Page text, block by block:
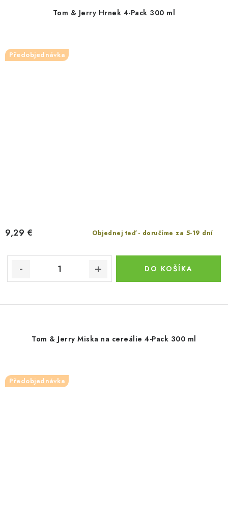
Tom & Jerry Hrnek 4-Pack 300 ml
Předobjednávka
Objednej teď - doručíme za 5-19 dní
9,29 €
DO KOŠÍKA
Tom & Jerry Miska na cereálie 4-Pack 300 ml
Předobjednávka